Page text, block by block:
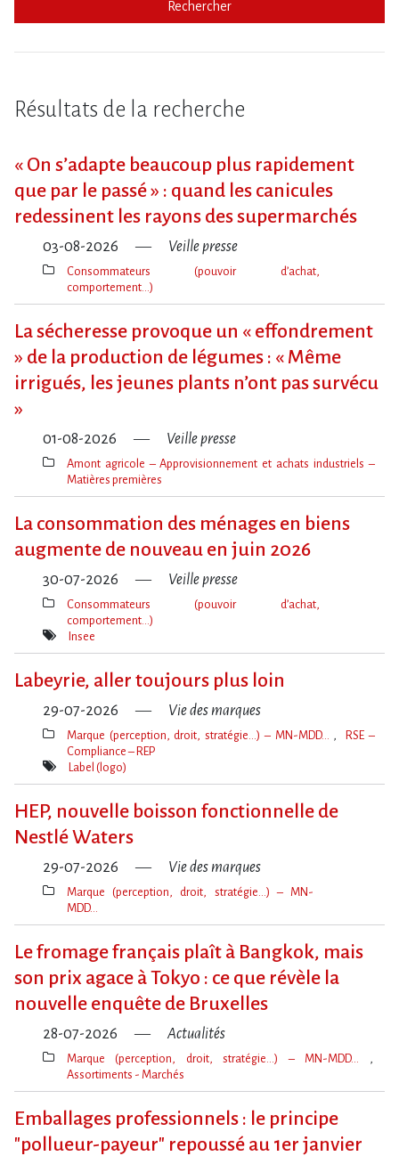
Rechercher
Résultats de la recherche
« On s​‌’adapte beaucoup plus rapidement
que par le passé » : quand les canicules
redessinent les rayons des supermarchés
03-08-2026 Veille presse
Thèmes(s)
Consommateurs (pouvoir d’achat,
comportement…)
La sécheresse provoque un « effondrement
» de la production de légumes : « Même
irrigués, les jeunes plants n’ont pas survécu
»
01-08-2026 Veille presse
Thèmes(s)
Amont agricole – Approvisionnement et achats industriels –
Matières premières
La consommation des ménages en biens
augmente de nouveau en juin 2026
30-07-2026 Veille presse
Thèmes(s)
Consommateurs (pouvoir d’achat,
comportement…)
Mot(s)-
Insee
Labeyrie, aller toujours plus loin
29-07-2026 Vie des marques
Thèmes(s)
Marque (perception, droit, stratégie…) – MN-MDD…
RSE –
Compliance – REP
Mot(s)-
Label (logo)
HEP, nouvelle boisson fonctionnelle de
Nestlé Waters
29-07-2026 Vie des marques
Thèmes(s)
Marque (perception, droit, stratégie…) – MN-
MDD…
Le fromage français plaît à Bangkok, mais
son prix agace à Tokyo : ce que révèle la
nouvelle enquête de Bruxelles
28-07-2026 Actualités
Thèmes(s)
Marque (perception, droit, stratégie…) – MN-MDD…
Assortiments - Marchés
Emballages professionnels : le principe
"pollueur-payeur" repoussé au 1er janvier